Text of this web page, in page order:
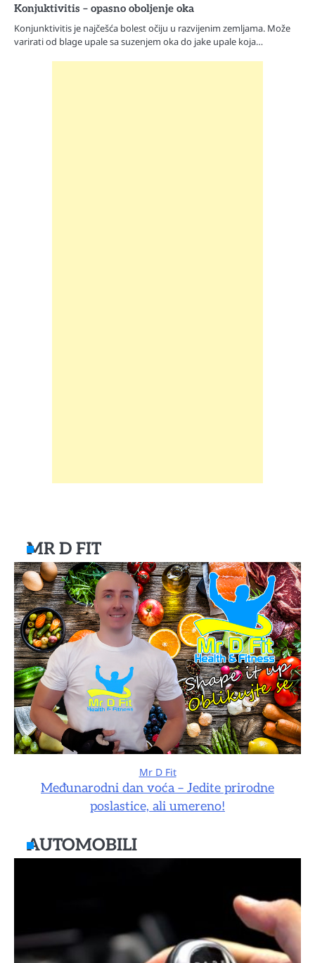
Konjuktivitis – opasno oboljenje oka
Konjunktivitis je najčešća bolest očiju u razvijenim zemljama. Može
varirati od blage upale sa suzenjem oka do jake upale koja…
MR D FIT
Mr D Fit
Međunarodni dan voća – Jedite prirodne
poslastice, ali umereno!
AUTOMOBILI